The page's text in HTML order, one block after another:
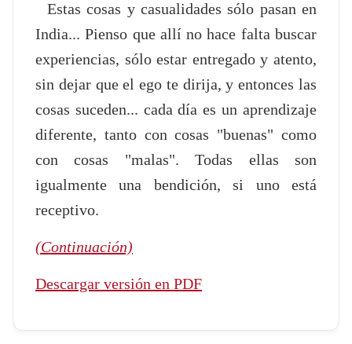
Estas cosas y casualidades sólo pasan en
India... Pienso que allí no hace falta buscar
experiencias, sólo estar entregado y atento,
sin dejar que el ego te dirija, y entonces las
cosas suceden... cada día es un aprendizaje
diferente, tanto con cosas "buenas" como
con cosas "malas". Todas ellas son
igualmente una bendición, si uno está
receptivo.
(Continuación)
Descargar versión en PDF